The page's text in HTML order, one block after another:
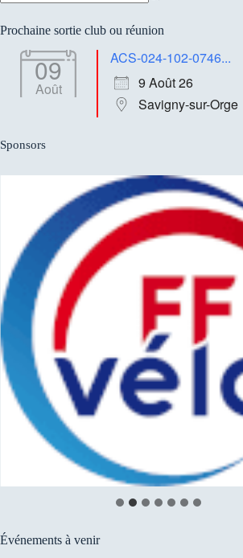
résultat
Prochaine sortie club ou réunion
09
Août
ACS-024-102-0746...
9 Août 26
Savigny-sur-Orge
Sponsors
Événements à venir